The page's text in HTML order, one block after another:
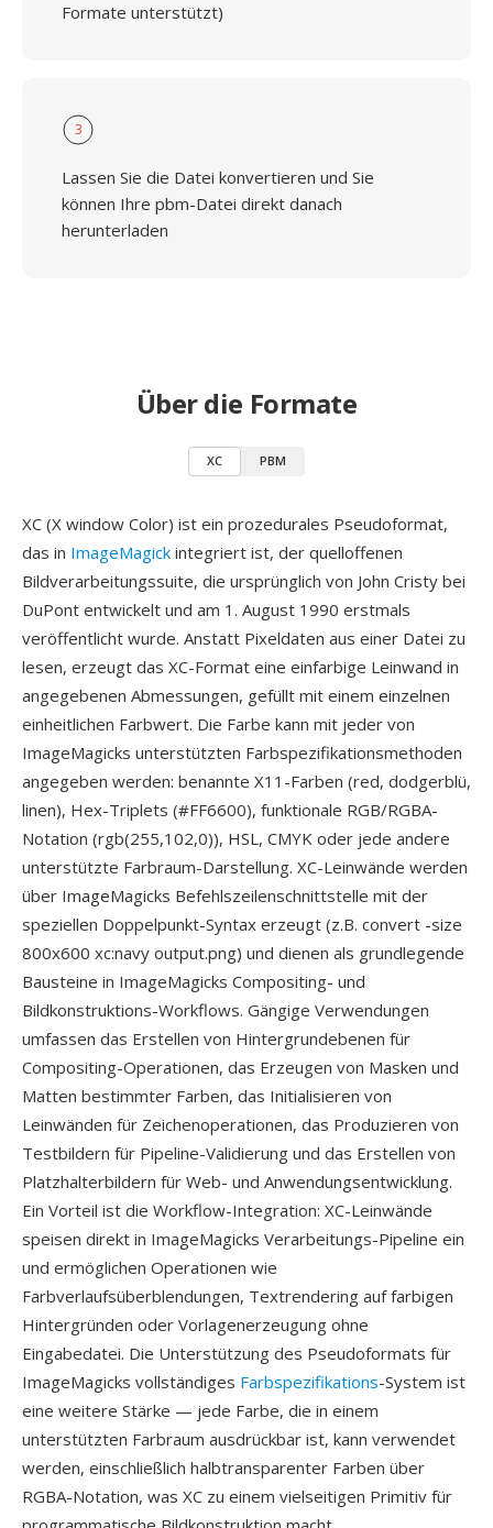
Formate unterstützt)
3
Lassen Sie die Datei konvertieren und Sie
können Ihre pbm-Datei direkt danach
herunterladen
Über die Formate
XC PBM
XC (X window Color) ist ein prozedurales Pseudoformat,
das in ImageMagick integriert ist, der quelloffenen
Bildverarbeitungssuite, die ursprünglich von John Cristy bei
DuPont entwickelt und am 1. August 1990 erstmals
veröffentlicht wurde. Anstatt Pixeldaten aus einer Datei zu
lesen, erzeugt das XC-Format eine einfarbige Leinwand in
angegebenen Abmessungen, gefüllt mit einem einzelnen
einheitlichen Farbwert. Die Farbe kann mit jeder von
ImageMagicks unterstützten Farbspezifikationsmethoden
angegeben werden: benannte X11-Farben (red, dodgerblü,
linen), Hex-Triplets (#FF6600), funktionale RGB/RGBA-
Notation (rgb(255,102,0)), HSL, CMYK oder jede andere
unterstützte Farbraum-Darstellung. XC-Leinwände werden
über ImageMagicks Befehlszeilenschnittstelle mit der
speziellen Doppelpunkt-Syntax erzeugt (z.B. convert -size
800x600 xc:navy output.png) und dienen als grundlegende
Bausteine in ImageMagicks Compositing- und
Bildkonstruktions-Workflows. Gängige Verwendungen
umfassen das Erstellen von Hintergrundebenen für
Compositing-Operationen, das Erzeugen von Masken und
Matten bestimmter Farben, das Initialisieren von
Leinwänden für Zeichenoperationen, das Produzieren von
Testbildern für Pipeline-Validierung und das Erstellen von
Platzhalterbildern für Web- und Anwendungsentwicklung.
Ein Vorteil ist die Workflow-Integration: XC-Leinwände
speisen direkt in ImageMagicks Verarbeitungs-Pipeline ein
und ermöglichen Operationen wie
Farbverlaufsüberblendungen, Textrendering auf farbigen
Hintergründen oder Vorlagenerzeugung ohne
Eingabedatei. Die Unterstützung des Pseudoformats für
ImageMagicks vollständiges Farbspezifikations-System ist
eine weitere Stärke — jede Farbe, die in einem
unterstützten Farbraum ausdrückbar ist, kann verwendet
werden, einschließlich halbtransparenter Farben über
RGBA-Notation, was XC zu einem vielseitigen Primitiv für